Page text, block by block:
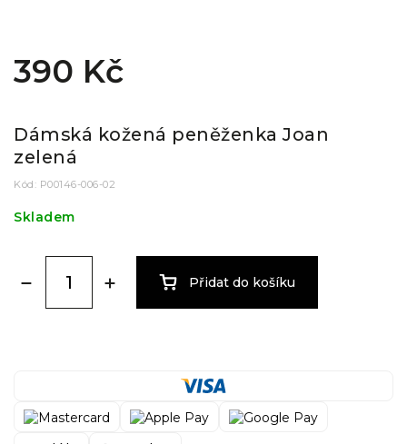
390 Kč
Dámská kožená peněženka Joan
zelená
Kód: P00146-006-02
Skladem
Přidat do košíku